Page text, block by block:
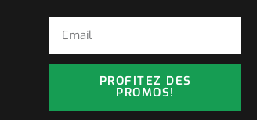
PROFITEZ DES
PROMOS!